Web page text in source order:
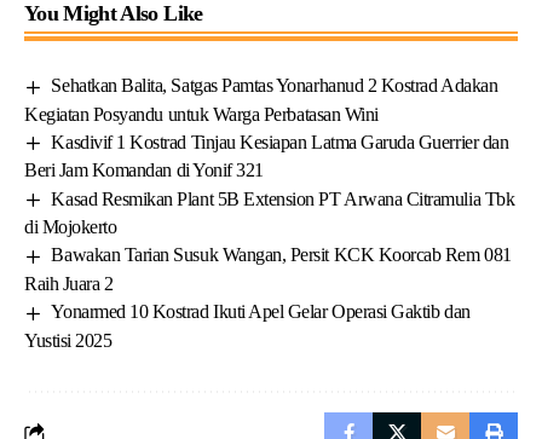
You Might Also Like
‎Sehatkan Balita, Satgas Pamtas Yonarhanud 2 Kostrad Adakan
Kegiatan Posyandu untuk Warga Perbatasan Wini
Kasdivif 1 Kostrad Tinjau Kesiapan Latma Garuda Guerrier dan
Beri Jam Komandan di Yonif 321
Kasad Resmikan Plant 5B Extension PT Arwana Citramulia Tbk
di Mojokerto
Bawakan Tarian Susuk Wangan, Persit KCK Koorcab Rem 081
Raih Juara 2
Yonarmed 10 Kostrad Ikuti Apel Gelar Operasi Gaktib dan
Yustisi 2025